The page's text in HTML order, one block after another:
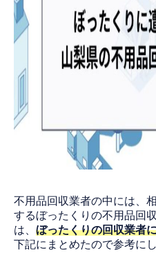
不用品回収業者の中には、
するぼったくりの不用品回
は、 ぼったくりの回収業者
下記にまとめたので参考に